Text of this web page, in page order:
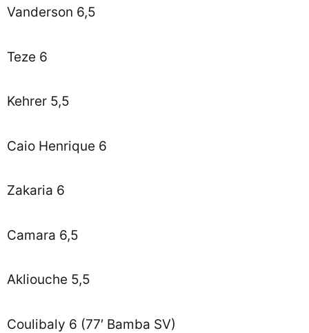
Vanderson 6,5
Teze 6
Kehrer 5,5
Caio Henrique 6
Zakaria 6
Camara 6,5
Akliouche 5,5
Coulibaly 6 (77′ Bamba SV)